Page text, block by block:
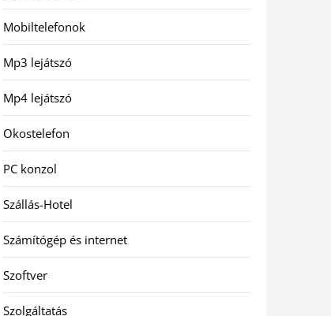
Mobiltelefonok
Mp3 lejátszó
Mp4 lejátszó
Okostelefon
PC konzol
Szállás-Hotel
Számítógép és internet
Szoftver
Szolgáltatás